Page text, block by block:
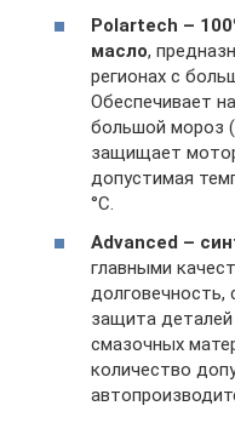
Polartech –
масло,
регионах с
Обеспечивает
большой мороз
защищает
допустимая
°C.
Advanced –
главными
долговечность,
защита деталей
смазочных
количество